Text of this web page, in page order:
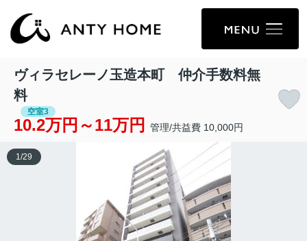
ヴィラセレーノ玉造本町 仲介手数料無
料
空室3
10.2万円～11万円 管理/共益費 10,000円
1 /29